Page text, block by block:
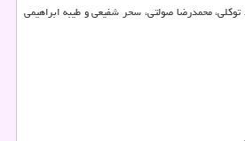
محمدرضا صولتی، سحر شفیعی و طیبه ابراهیمی